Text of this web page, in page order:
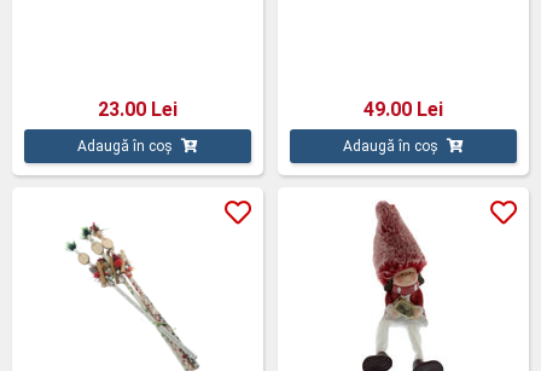
23.00 Lei
Adaugă în coș
49.00 Lei
Adaugă în coș